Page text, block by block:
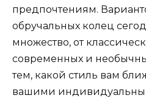
предпочтениям.
обручальных колец
множество, от
современных и
тем, какой стиль вам
вашими